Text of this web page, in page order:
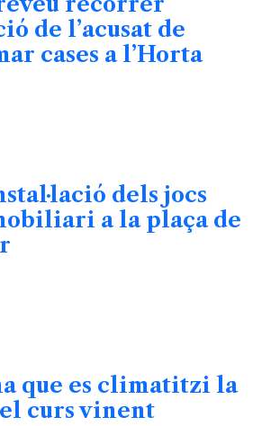
de l’acusat de
cases a l’Horta
dels jocs
a la plaça de
que es climatitzi la
curs vinent